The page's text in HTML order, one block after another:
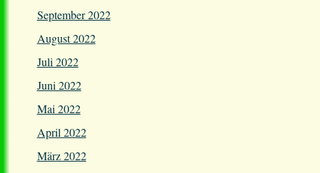
September 2022
August 2022
Juli 2022
Juni 2022
Mai 2022
April 2022
März 2022